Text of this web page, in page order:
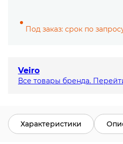
Под заказ: срок по
Veiro
Все товары бренда.
Характеристики